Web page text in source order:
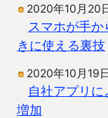
2020年10月20
スマホが手
きに使える裏技
2020年10月19
自社アプリ
増加